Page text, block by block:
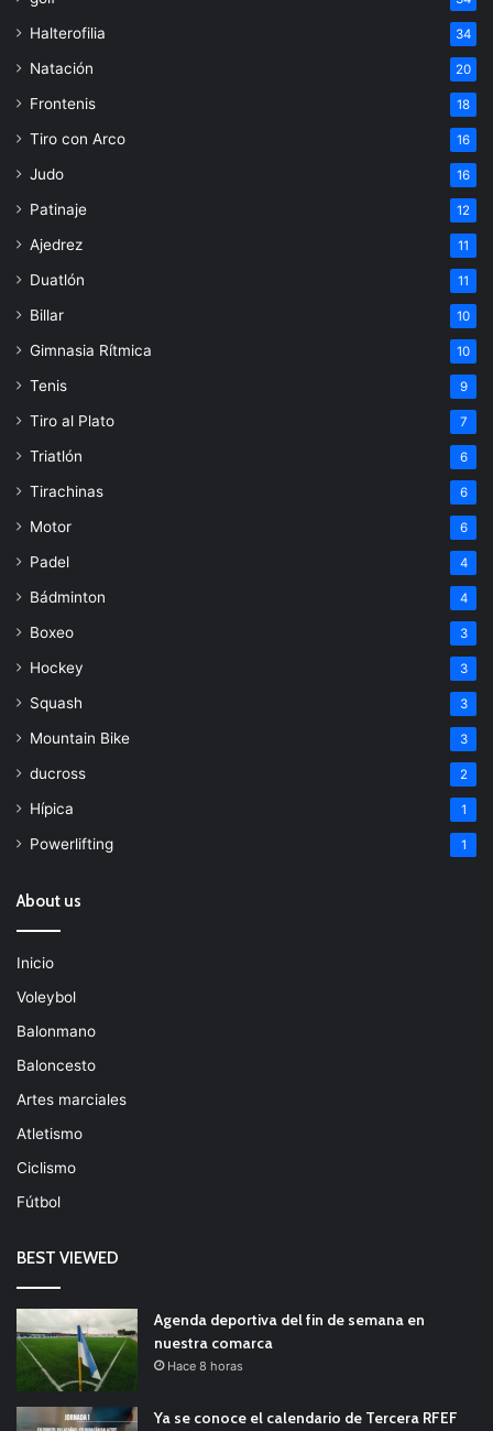
Halterofilia 34
Natación 20
Frontenis 18
Tiro con Arco 16
Judo 16
Patinaje 12
Ajedrez 11
Duatlón 11
Billar 10
Gimnasia Rítmica 10
Tenis 9
Tiro al Plato 7
Triatlón 6
Tirachinas 6
Motor 6
Padel 4
Bádminton 4
Boxeo 3
Hockey 3
Squash 3
Mountain Bike 3
ducross 2
Hípica 1
Powerlifting 1
About us
Inicio
Voleybol
Balonmano
Baloncesto
Artes marciales
Atletismo
Ciclismo
Fútbol
BEST VIEWED
Agenda deportiva del fin de semana en
nuestra comarca
Hace 8 horas
Ya se conoce el calendario de Tercera RFEF